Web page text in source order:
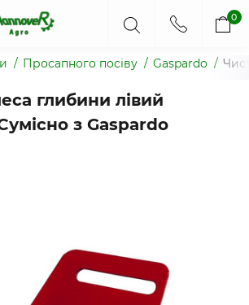
0
Просапного посіву Gaspardo
глибини лівий
з Gaspardo